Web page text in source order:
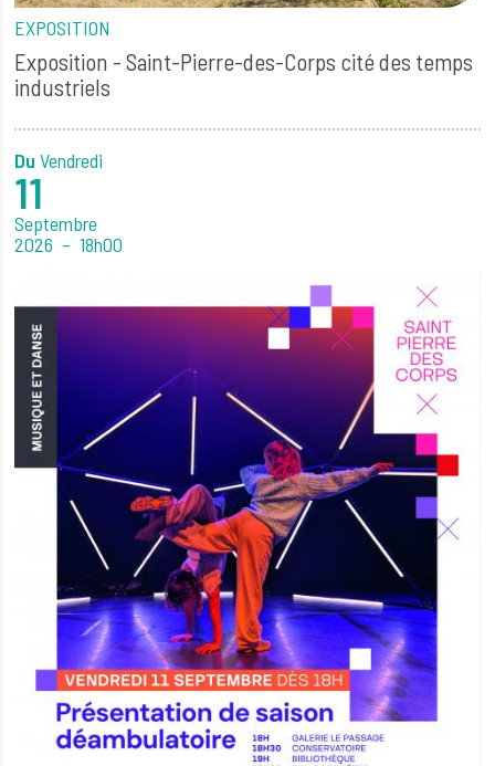
EXPOSITION
Exposition - Saint-Pierre-des-Corps cité des temps
industriels
DuVendredi
11
Septembre
2026
18h00